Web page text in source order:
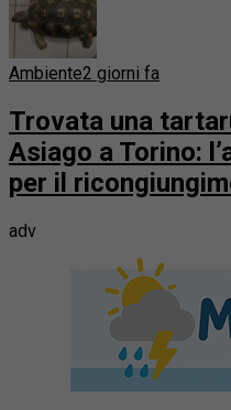
Ambiente2 giorni fa
Trovata una
Asiago a Torino:
per il
adv